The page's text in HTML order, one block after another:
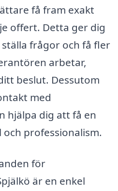
få fram exakt
offert. Detta ger dig
frågor och få fler
arbetar,
beslut. Dessutom
med
hjälpa dig att få en
professionalism.
för
är en enkel